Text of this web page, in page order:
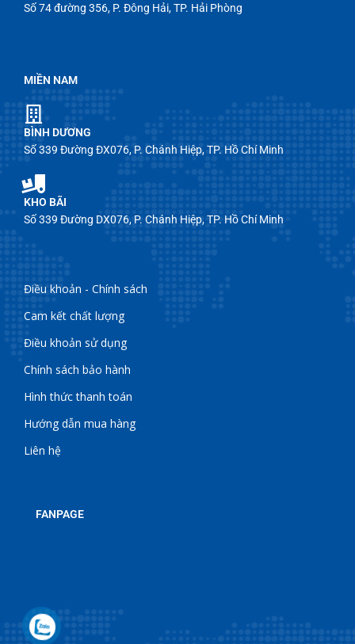
Số 74 đường 356, P. Đông Hải, TP. Hải Phòng
MIỀN NAM
BÌNH DƯƠNG
Số 339 Đường ĐX076, P. Chánh Hiệp, TP. Hồ Chí Minh
KHO BÃI
Số 339 Đường DX076, P. Chánh Hiệp, TP. Hồ Chí Minh
Điều khoản - Chính sách
Cam kết chất lượng
Điều khoản sử dụng
Chính sách bảo hành
Hình thức thanh toán
Hướng dẫn mua hàng
Liên hệ
FANPAGE